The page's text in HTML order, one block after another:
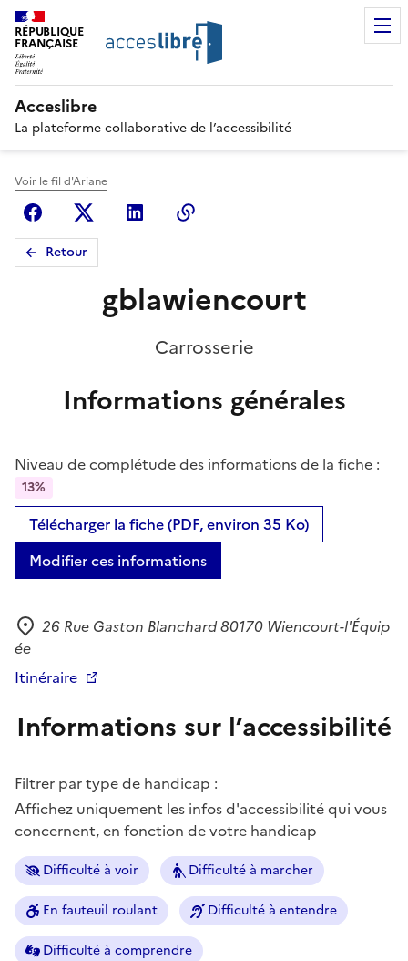
RÉPUBLIQUE
FRANÇAISE
Acceslibre
La plateforme collaborative de l’accessibilité
Voir le fil d'Ariane
FacebookX (anciennement Twitter)
Linkedin
Retour
gblawiencourt
Carrosserie
Informations générales
Niveau de complétude des informations de la fiche :
13%
Télécharger la fiche (PDF, environ 35 Ko)
Modifier ces informations
Adresse
26 Rue Gaston Blanchard 80170 Wiencourt-l'Équip
ée
Itinéraire
Informations sur l’accessibilité
Filtrer par type de handicap :
Affichez uniquement les infos d'accessibilité qui vous
concernent, en fonction de votre handicap
Difficulté à voir Difficulté à marcher
En fauteuil roulant Difficulté à entendre
Difficulté à comprendre